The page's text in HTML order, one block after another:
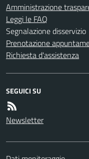
Amministrazione
Leggi le FAQ
Segnalazione disservizio
Prenotazione
Richiesta d'assistenza
SEGUICI SU
Newsletter